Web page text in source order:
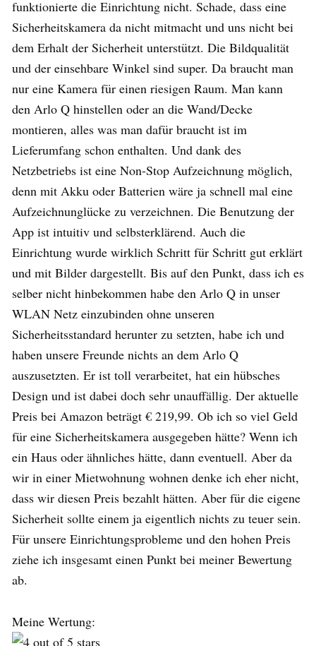
funktionierte die Einrichtung nicht. Schade, dass eine
Sicherheitskamera da nicht mitmacht und uns nicht bei
dem Erhalt der Sicherheit unterstützt. Die Bildqualität
und der einsehbare Winkel sind super. Da braucht man
nur eine Kamera für einen riesigen Raum. Man kann
den Arlo Q hinstellen oder an die Wand/Decke
montieren, alles was man dafür braucht ist im
Lieferumfang schon enthalten. Und dank des
Netzbetriebs ist eine Non-Stop Aufzeichnung möglich,
denn mit Akku oder Batterien wäre ja schnell mal eine
Aufzeichnunglücke zu verzeichnen. Die Benutzung der
App ist intuitiv und selbsterklärend. Auch die
Einrichtung wurde wirklich Schritt für Schritt gut erklärt
und mit Bilder dargestellt. Bis auf den Punkt, dass ich es
selber nicht hinbekommen habe den Arlo Q in unser
WLAN Netz einzubinden ohne unseren
Sicherheitsstandard herunter zu setzten, habe ich und
haben unsere Freunde nichts an dem Arlo Q
auszusetzten. Er ist toll verarbeitet, hat ein hübsches
Design und ist dabei doch sehr unauffällig. Der aktuelle
Preis bei Amazon beträgt € 219,99. Ob ich so viel Geld
für eine Sicherheitskamera ausgegeben hätte? Wenn ich
ein Haus oder ähnliches hätte, dann eventuell. Aber da
wir in einer Mietwohnung wohnen denke ich eher nicht,
dass wir diesen Preis bezahlt hätten. Aber für die eigene
Sicherheit sollte einem ja eigentlich nichts zu teuer sein.
Für unsere Einrichtungsprobleme und den hohen Preis
ziehe ich insgesamt einen Punkt bei meiner Bewertung
ab.
Meine Wertung: